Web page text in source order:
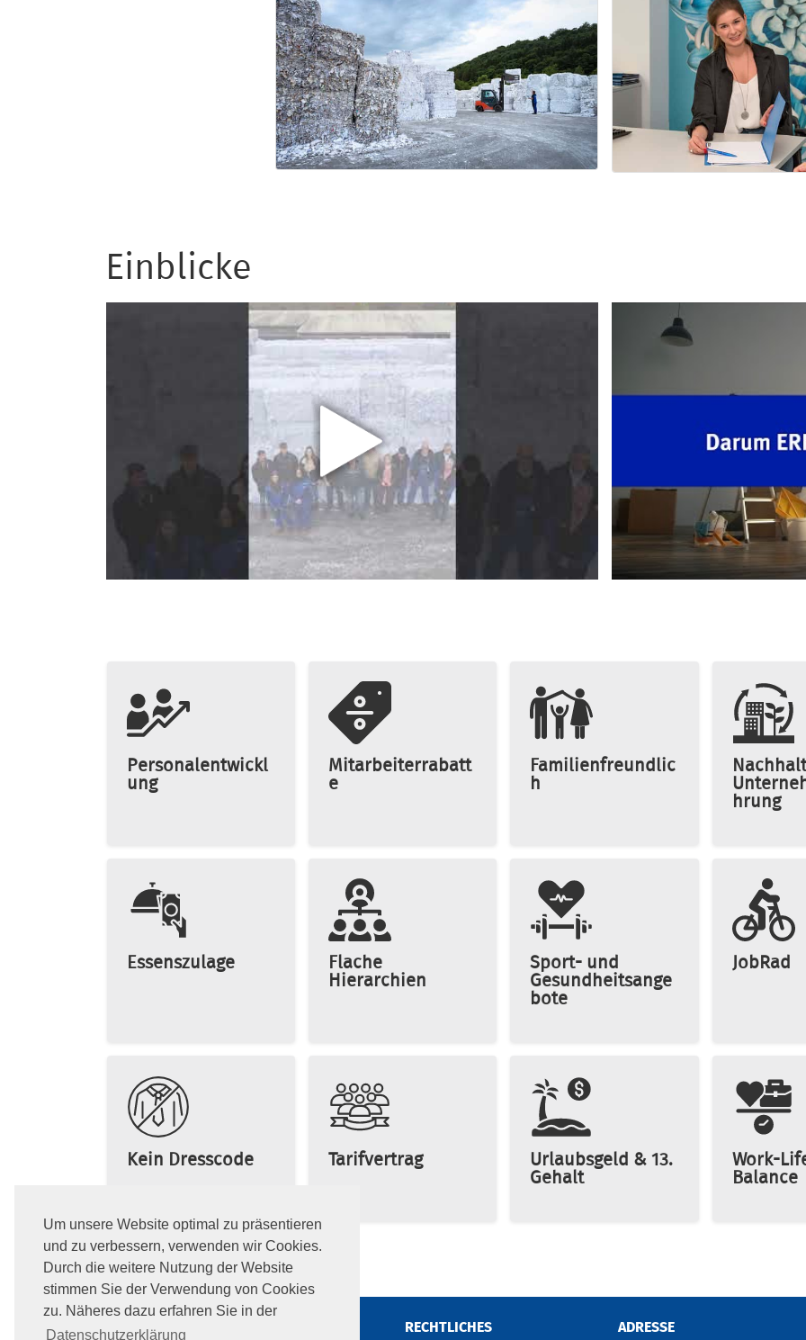
Um unsere Website optimal zu präsentieren
und zu verbessern, verwenden wir Cookies.
Durch die weitere Nutzung der Website
stimmen Sie der Verwendung von Cookies
zu. Näheres dazu erfahren Sie in der
Datenschutzerklärung
Einblicke
Personalentwickl
ung
Mitarbeiterrabatt
e
Familienfreundlic
h
hrung
Essenszulage Flache
Hierarchien
Sport- und
Gesundheitsange
bote
JobRad
Kein Dresscode Tarifvertrag Urlaubsgeld & 13.
Gehalt
Work-
Balance
RECHTLICHES ADRESSE